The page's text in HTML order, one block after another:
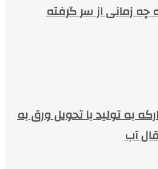
چه زمانی از سر گرفته
به تولید با تحویل ورق به
آب